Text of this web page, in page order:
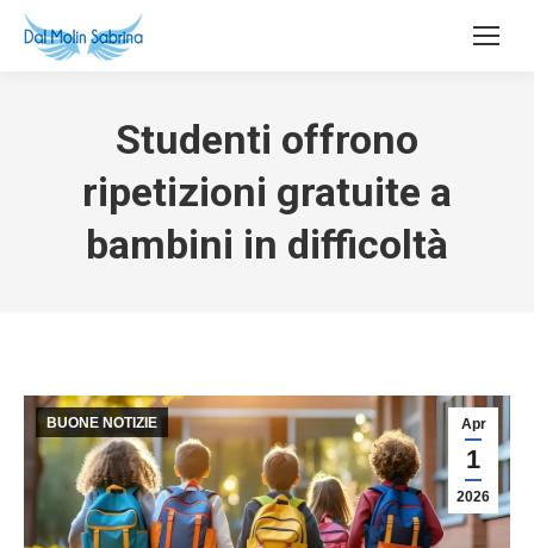
Studenti offrono
ripetizioni gratuite a
bambini in difficoltà
Apr
1
2026
BUONE NOTIZIE